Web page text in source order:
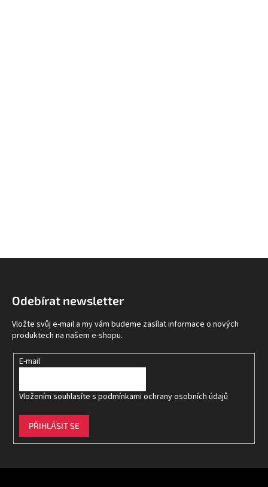
Odebírat newsletter
Vložte svůj e-mail a my vám budeme zasílat informace o nových
produktech na našem e-shopu.
E-mail
Vložením souhlasíte s podmínkami ochrany osobních údajů
PŘIHLÁSIT SE